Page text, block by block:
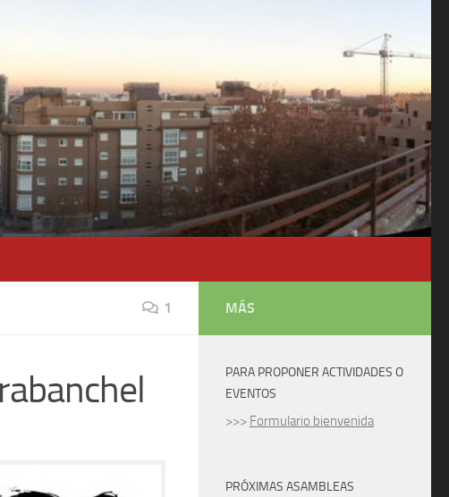
1 MÁS
PARA PROPONER ACTIVIDADES O
EVENTOS
>>> Formulario bienvenida
PRÓXIMAS ASAMBLEAS